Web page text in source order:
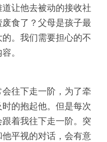
让他去被动的接收社
食了？父母是孩子最
。我们需要担心的不
。
往下走一阶，为了牵
的抱起他。但是每次
着我往下走一阶。突
平视的对话，会有意